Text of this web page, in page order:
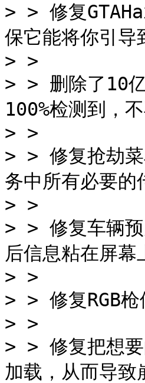
> > 修复
保它能将你引导
> >
> > 删除了10
100%检测到，
> >
> > 修复抢劫
务中所有必要的
> >
> > 修复车辆预
后信息粘在屏幕
> >
> > 修复RGB枪
> >
> > 修复把想要
加载，从而导致